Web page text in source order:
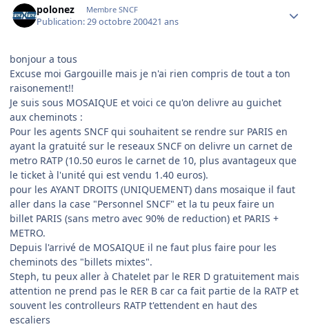
polonez Membre SNCF
Publication:29 octobre 200421 ans
bonjour a tous
Excuse moi Gargouille mais je n'ai rien compris de tout a ton
raisonement!!
Je suis sous MOSAIQUE et voici ce qu'on delivre au guichet
aux cheminots :
Pour les agents SNCF qui souhaitent se rendre sur PARIS en
ayant la gratuité sur le reseaux SNCF on delivre un carnet de
metro RATP (10.50 euros le carnet de 10, plus avantageux que
le ticket à l'unité qui est vendu 1.40 euros).
pour les AYANT DROITS (UNIQUEMENT) dans mosaique il faut
aller dans la case "Personnel SNCF" et la tu peux faire un
billet PARIS (sans metro avec 90% de reduction) et PARIS +
METRO.
Depuis l'arrivé de MOSAIQUE il ne faut plus faire pour les
cheminots des "billets mixtes".
Steph, tu peux aller à Chatelet par le RER D gratuitement mais
attention ne prend pas le RER B car ca fait partie de la RATP et
souvent les controlleurs RATP t'ettendent en haut des
escaliers